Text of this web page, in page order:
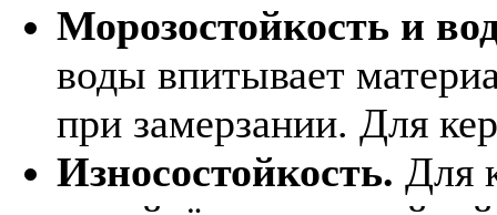
Морозостойкость и
воды впитывает
при замерзании. Для
Износостойкость. Для